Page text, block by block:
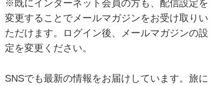
※既にインターネット会員の方も、配信設定を
変更することでメールマガジンをお受け取りい
ただけます。ログイン後、メールマガジンの設
定を変更ください。
SNSでも最新の情報をお届けしています。旅に